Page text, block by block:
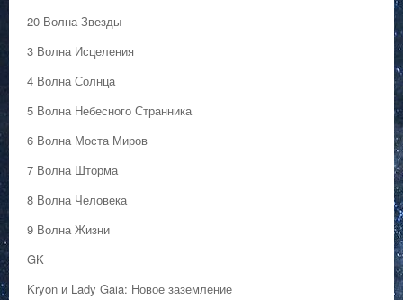
20 Волна Звезды
3 Волна Исцеления
4 Волна Солнца
5 Волна Небесного Странника
6 Волна Моста Миров
7 Волна Шторма
8 Волна Человека
9 Волна Жизни
GK
Kryon и Lady Gaia: Новое заземление